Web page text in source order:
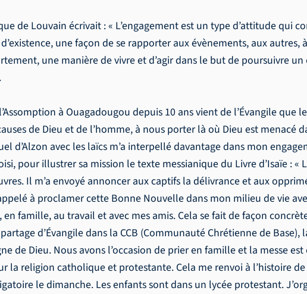
de Louvain écrivait : « L’engagement est un type d’attitude qui
une façon de se rapporter aux évènements, aux
une manière de vivre et d’agir dans le but de poursuivre un
à Ouagadougou depuis 10 ans vient de l’Évangile que
de Dieu et de l’homme, à nous porter là où Dieu est menacé
d’Alzon avec les laïcs m’a interpellé davantage dans mon
pour illustrer sa mission le texte messianique du Livre d’Isaïe : «
Il m’a envoyé annoncer aux captifs la délivrance et aux
à proclamer cette Bonne Nouvelle dans mon milieu de vie
famille, au travail et avec mes amis. Cela se fait de façon
d’Évangile dans la CCB (Communauté Chrétienne de
de Dieu. Nous avons l’occasion de prier en famille et la messe
la religion catholique et protestante. Cela me renvoi à l’histoire
le dimanche. Les enfants sont dans un lycée protestant.